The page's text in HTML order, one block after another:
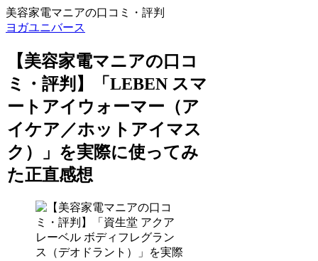
美容家電マニアの口コミ・評判
ヨガユニバース
【美容家電マニアの口コ
ミ・評判】「LEBEN スマ
ートアイウォーマー（ア
イケア／ホットアイマス
ク）」を実際に使ってみ
た正直感想